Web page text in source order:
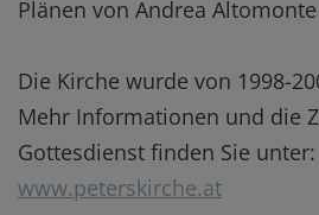
Plänen von Andrea
Die Kirche wurde von 1998-
Mehr Informationen und die
Gottesdienst finden Sie unter:
www.peterskirche.at